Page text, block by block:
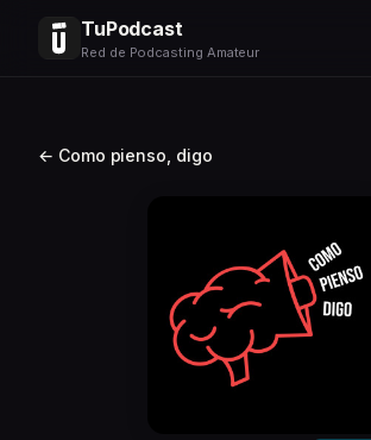
TuPodcast
Red de Podcasting Amateur
← Como pienso, digo